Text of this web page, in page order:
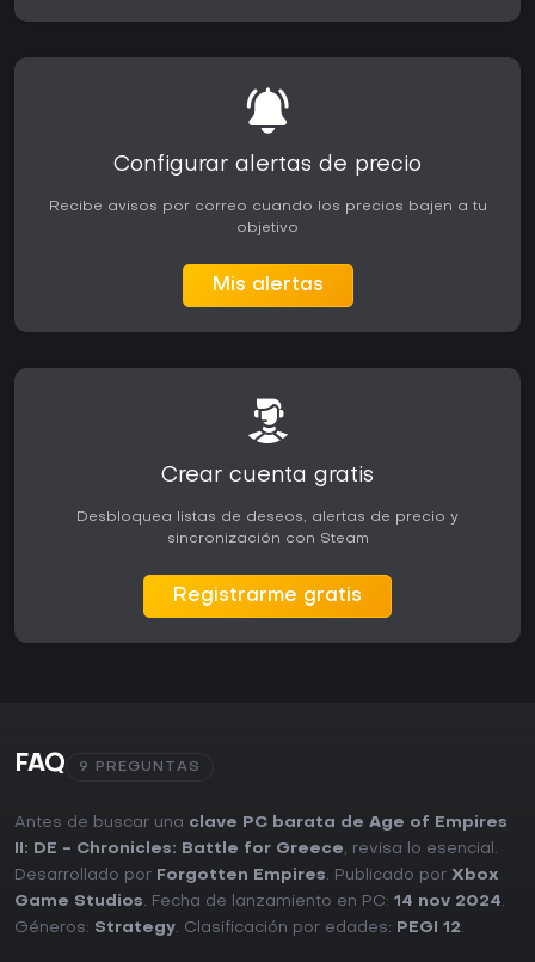
Configurar alertas de precio
Recibe avisos por correo cuando los precios bajen a tu
objetivo
Mis alertas
Crear cuenta gratis
Desbloquea listas de deseos, alertas de precio y
sincronización con Steam
Registrarme gratis
FAQ 9 PREGUNTAS
Antes de buscar una clave PC barata de Age of Empires
II: DE - Chronicles: Battle for Greece, revisa lo esencial.
Desarrollado por Forgotten Empires. Publicado por Xbox
Game Studios. Fecha de lanzamiento en PC: 14 nov 2024.
Géneros: Strategy. Clasificación por edades: PEGI 12.